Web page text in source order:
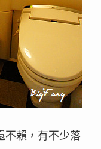
不賴，有不少落